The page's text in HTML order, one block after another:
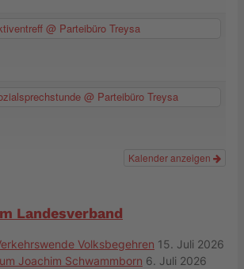
@ Parteibüro Treysa
@ Parteibüro Treysa
Kalender anzeigen
Landesverband
Volksbegehren 15. Juli 2026
Joachim Schwammborn 6. Juli 2026